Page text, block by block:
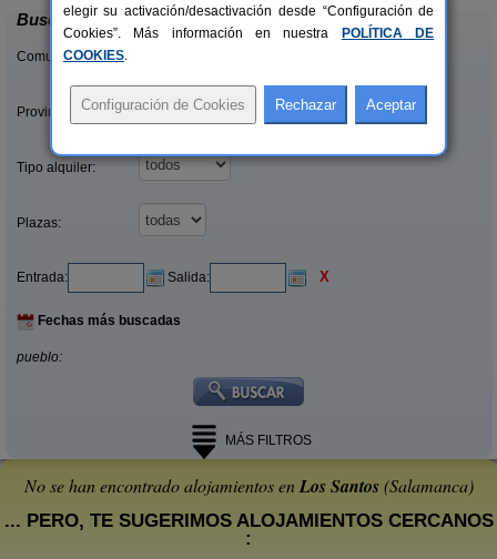
Buscar
Comunidades:
Provincias/Islas:
Tipo alquiler:
Plazas:
Entrada: Salida: X
Fechas más buscadas
pueblo:
MÁS FILTROS
No se han encontrado alojamientos enLos Santos(Salamanca)
... PERO, TE SUGERIMOS ALOJAMIENTOS CERCANOS
:
elegir su activación/desactivación desde “Configuración de
Cookies”. Más información en nuestra
POLÍTICA DE
COOKIES.